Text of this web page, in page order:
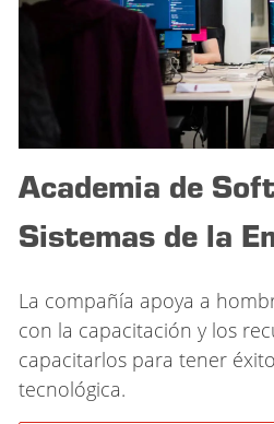
Academia de
Sistemas de la
La compañía apoya a
con la capacitación y los
capacitarlos para tener
tecnológica.